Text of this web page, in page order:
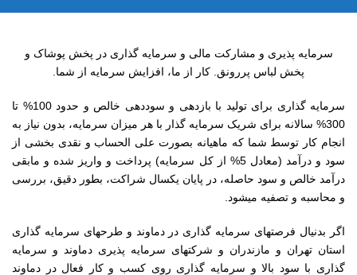
سرمایه پذیری و مشارکت مالی و سرمایه گذاری در پخش پوشاک و
پخش لباس پررونق. کار از ما، افزایش سرمایه از شما.
سرمایه گذاری برای تولید با بازدهی و سوددهی خالص و حدود 100% تا
300% سالانه برای شریک سرمایه گذار با هر میزان سرمایه، بدون نیاز به
انجام کار توسط شما که ماهیانه بصورت علی الحساب و نقدی بخشی از
سود و درآمد (معادل 5% از کل سرمایه) پرداخت و واریز شده و مابقی
درآمد خالص و سود حاصله، در پایان یکسال شراکت، بطور دقیق، بررسی
و محاسبه و تصفیه میشود.
اگر بدنیال فرصتهای سرمایه گذاری در دماوند و طرحهای سرمایه گذاری
استان تهران و مازندران و شرکتهای سرمایه پذیری دماوند و سرمایه
گذاری با سود بالا و سرمایه گذاری روی کسب و کار فعال در دماوند